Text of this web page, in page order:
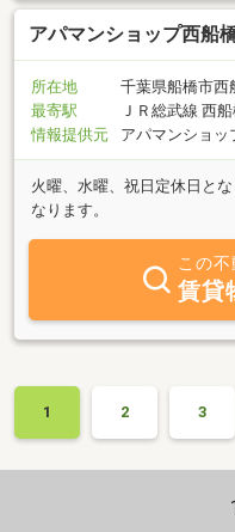
アパマンショップ西船
所在地
千葉県船橋市西
最寄駅
ＪＲ総武線 西
情報提供元
アパマンショッ
火曜、水曜、祝日定休日と
なります。
この
賃貸
1 2 3